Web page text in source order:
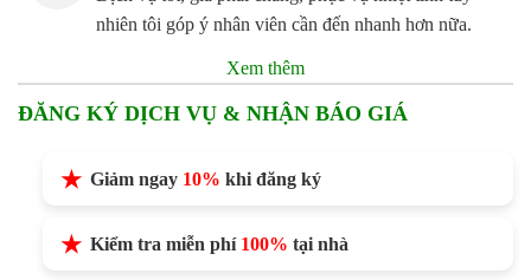
nhiên tôi góp ý nhân viên cần đến nhanh hơn nữa.
Xem thêm
ĐĂNG KÝ DỊCH VỤ & NHẬN BÁO GIÁ
Giảm ngay 10% khi đăng ký
Kiểm tra miễn phí 100% tại nhà